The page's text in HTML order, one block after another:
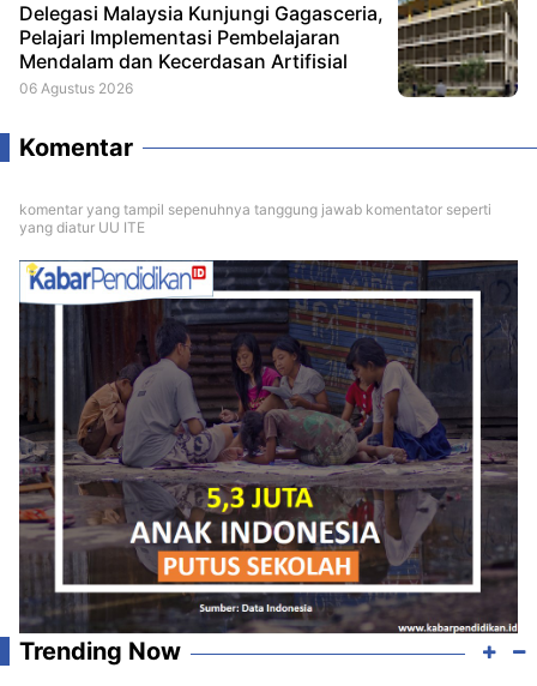
Delegasi Malaysia Kunjungi Gagasceria,
Pelajari Implementasi Pembelajaran
Mendalam dan Kecerdasan Artifisial
06 Agustus 2026
Komentar
komentar yang tampil sepenuhnya tanggung jawab komentator seperti
yang diatur UU ITE
Trending Now